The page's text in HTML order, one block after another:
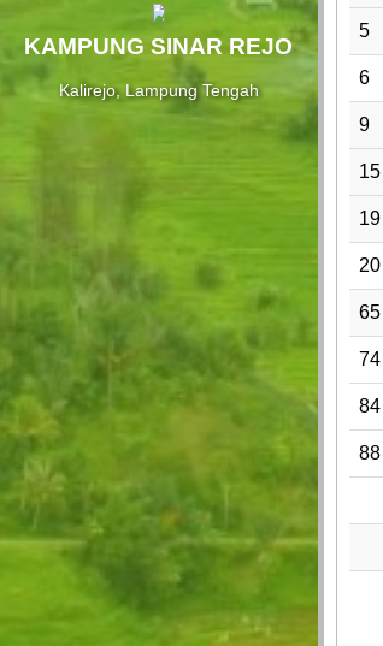
KAMPUNG SINAR REJO
Kalirejo, Lampung Tengah
5
6
9
15
19
20
65
74
84
88